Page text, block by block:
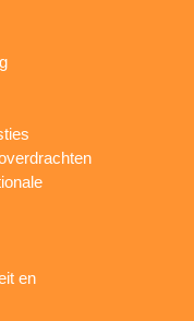
en